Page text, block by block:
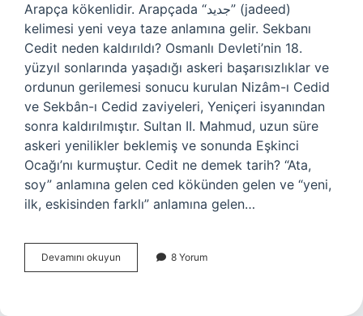
Arapça kökenlidir. Arapçada “جديد” (jadeed)
kelimesi yeni veya taze anlamına gelir. Sekbanı
Cedit neden kaldırıldı? Osmanlı Devleti’nin 18.
yüzyıl sonlarında yaşadığı askeri başarısızlıklar ve
ordunun gerilemesi sonucu kurulan Nizâm-ı Cedid
ve Sekbân-ı Cedid zaviyeleri, Yeniçeri isyanından
sonra kaldırılmıştır. Sultan II. Mahmud, uzun süre
askeri yenilikler beklemiş ve sonunda Eşkinci
Ocağı’nı kurmuştur. Cedit ne demek tarih? “Ata,
soy” anlamına gelen ced kökünden gelen ve “yeni,
ilk, eskisinden farklı” anlamına gelen…
Devamını okuyun Sebbani
Cedit
8 Yorum